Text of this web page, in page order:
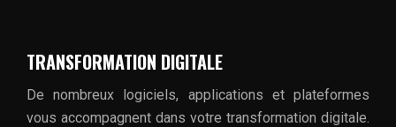
TRANSFORMATION DIGITALE
De nombreux logiciels, applications et plateformes
vous accompagnent dans votre transformation digitale.